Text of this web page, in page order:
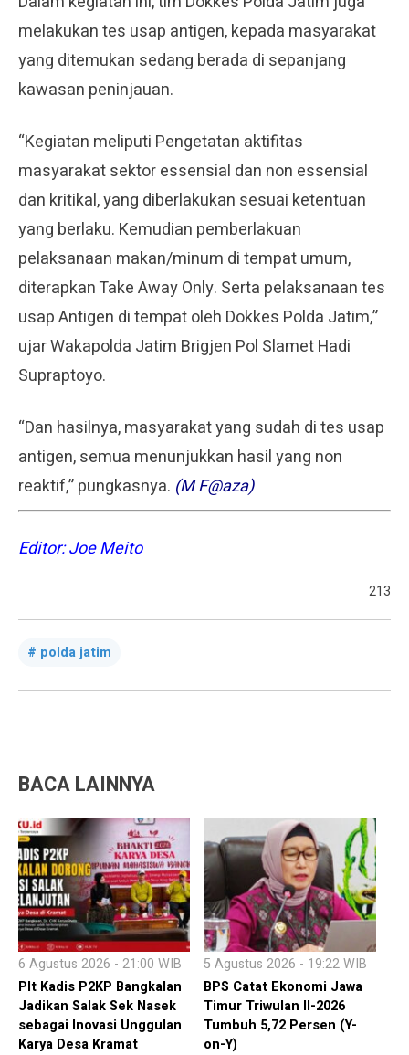
melakukan tes usap antigen, kepada masyarakat
yang ditemukan sedang berada di sepanjang
kawasan peninjauan.
“Kegiatan meliputi Pengetatan aktifitas
masyarakat sektor essensial dan non essensial
dan kritikal, yang diberlakukan sesuai ketentuan
yang berlaku. Kemudian pemberlakuan
pelaksanaan makan/minum di tempat umum,
diterapkan Take Away Only. Serta pelaksanaan tes
usap Antigen di tempat oleh Dokkes Polda Jatim,”
ujar Wakapolda Jatim Brigjen Pol Slamet Hadi
Supraptoyo.
“Dan hasilnya, masyarakat yang sudah di tes usap
antigen, semua menunjukkan hasil yang non
reaktif,” pungkasnya. (M F@aza)
Editor: Joe Meito
213
polda jatim
BACA LAINNYA
6 Agustus 2026 - 21:00 WIB
Plt Kadis P2KP Bangkalan
Jadikan Salak Sek Nasek
sebagai Inovasi Unggulan
Karya Desa Kramat
5 Agustus 2026 - 19:22 WIB
BPS Catat Ekonomi Jawa
Timur Triwulan II-2026
Tumbuh 5,72 Persen (Y-
on-Y)